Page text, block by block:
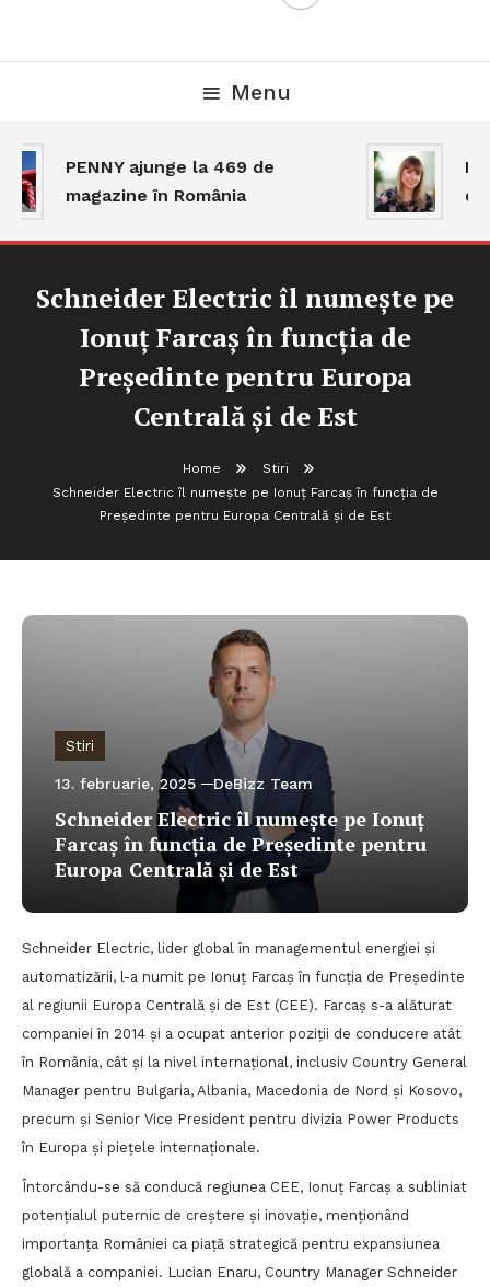
Menu
PENNY ajunge la 469 de
magazine în România
Schneider Electric îl numește pe
Ionuț Farcaș în funcția de
Președinte pentru Europa
Centrală și de Est
Home
Stiri
Schneider Electric îl numește pe Ionuț Farcaș în funcția de
Președinte pentru Europa Centrală și de Est
Stiri
13. februarie, 2025 DeBizz Team
Schneider Electric îl numește pe Ionuț
Farcaș în funcția de Președinte pentru
Europa Centrală și de Est
Schneider Electric, lider global în managementul energiei și
automatizării, l-a numit pe Ionuț Farcaș în funcția de Președinte
al regiunii Europa Centrală și de Est (CEE). Farcaș s-a alăturat
companiei în 2014 și a ocupat anterior poziții de conducere atât
în România, cât și la nivel internațional, inclusiv Country General
Manager pentru Bulgaria, Albania, Macedonia de Nord și Kosovo,
precum și Senior Vice President pentru divizia Power Products
în Europa și piețele internaționale.
Întorcându-se să conducă regiunea CEE, Ionuț Farcaș a subliniat
potențialul puternic de creștere și inovație, menționând
importanța României ca piață strategică pentru expansiunea
globală a companiei. Lucian Enaru, Country Manager Schneider